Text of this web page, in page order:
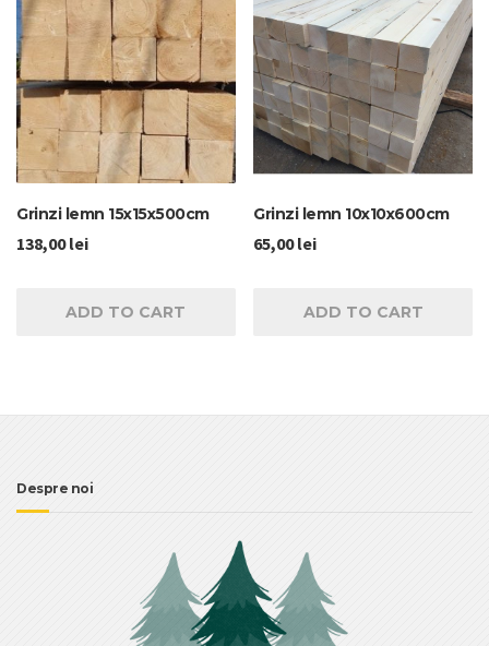
Grinzi lemn 15x15x500cm
138,00lei
ADD TO CART
Grinzi lemn 10x10x600cm
65,00lei
ADD TO CART
Despre noi